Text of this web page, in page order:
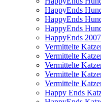
HappyEnds
HappyEnds
HappyEnds
HappyEnds
Vermittelte
Vermittelte
Vermittelte
Vermittelte
Vermittelte
Happy Ends